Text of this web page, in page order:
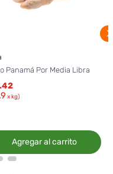
Panamá Por Media Libra
x kg)
Agregar al carrito